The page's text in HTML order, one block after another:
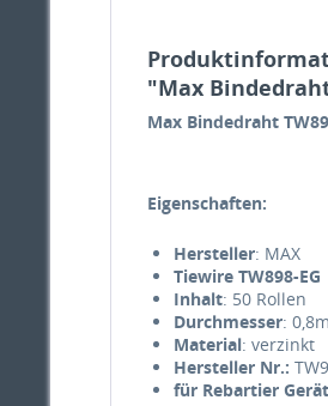
"Max
Max Bindedraht
Eigenschaften:
Hersteller: MAX
Tiewire TW898-EG
Inhalt: 50 Rollen
Durchmesser:
Material: verzinkt
Hersteller Nr.:
für Rebartier